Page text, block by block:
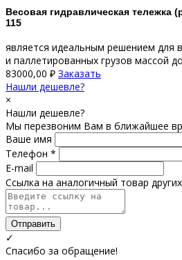
Весовая гидравлическая тележка
115
является идеальным решением для
и паллетированных грузов массой
83000,00 ₽ Заказать
Нашли дешевле?
×
Нашли дешевле?
Мы перезвоним Вам в ближайшее
Ваше имя
Телефон *
E-mail
Ссылка на аналогичный товар
Отправить
✓
Спасибо за обращение!